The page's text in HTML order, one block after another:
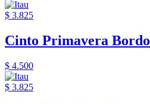
$ 3.825
Cinto Primavera Bordo
$ 4.500
$ 3.825